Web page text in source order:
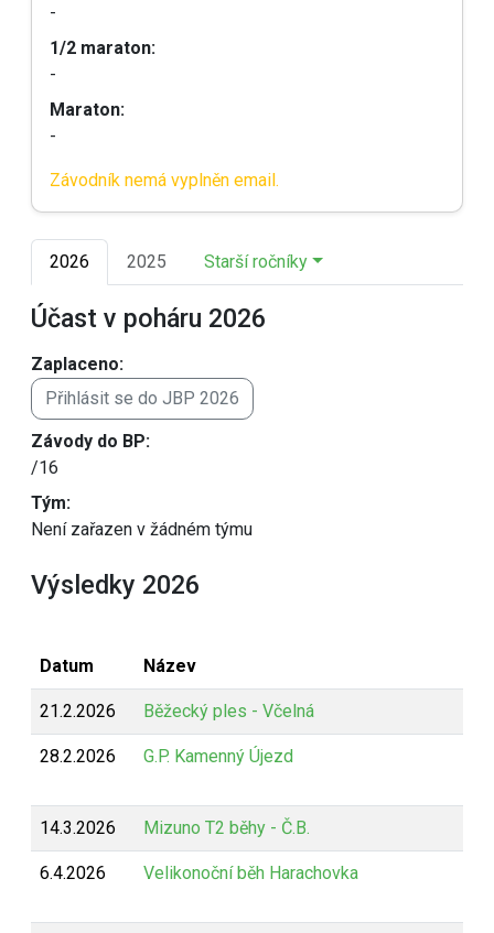
-
1/2 maraton:
-
Maraton:
-
Závodník nemá vyplněn email.
2026 2025 Starší ročníky
Účast v poháru 2026
Zaplaceno:
Přihlásit se do JBP 2026
Závody do BP:
/16
Tým:
Není zařazen v žádném týmu
Výsledky 2026
Datum Název
21.2.2026 Běžecký ples - Včelná
28.2.2026 G.P. Kamenný Újezd
14.3.2026 Mizuno T2 běhy - Č.B.
6.4.2026 Velikonoční běh Harachovka